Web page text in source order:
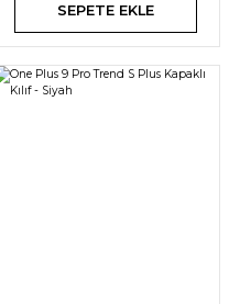
SEPETE EKLE